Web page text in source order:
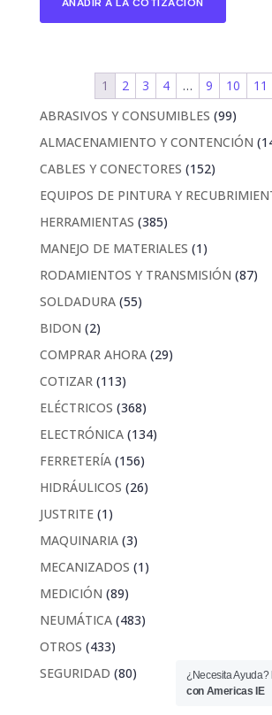
1 2 3 4 … 9 10 11
ABRASIVOS Y CONSUMIBLES 9999
ALMACENAMIENTO Y CONTENCIÓN
CABLES Y CONECTORES 152152
productos
EQUIPOS DE PINTURA Y
HERRAMIENTAS 385385
productos
MANEJO DE MATERIALES 11
producto
RODAMIENTOS Y TRANSMISIÓN 8787
SOLDADURA 5555
BIDON 22
productos
COMPRAR AHORA 2929
COTIZAR 113113
productos
ELÉCTRICOS 368368
productos
ELECTRÓNICA 134134
FERRETERÍA 156156
productos
HIDRÁULICOS 2626
JUSTRITE 11
producto
MAQUINARIA 33
productos
MECANIZADOS 11
MEDICIÓN 8989
productos
NEUMÁTICA 483483
OTROS 433433
productos
SEGURIDAD 8080
productos
¿Necesita Ayuda?
con Americas IE